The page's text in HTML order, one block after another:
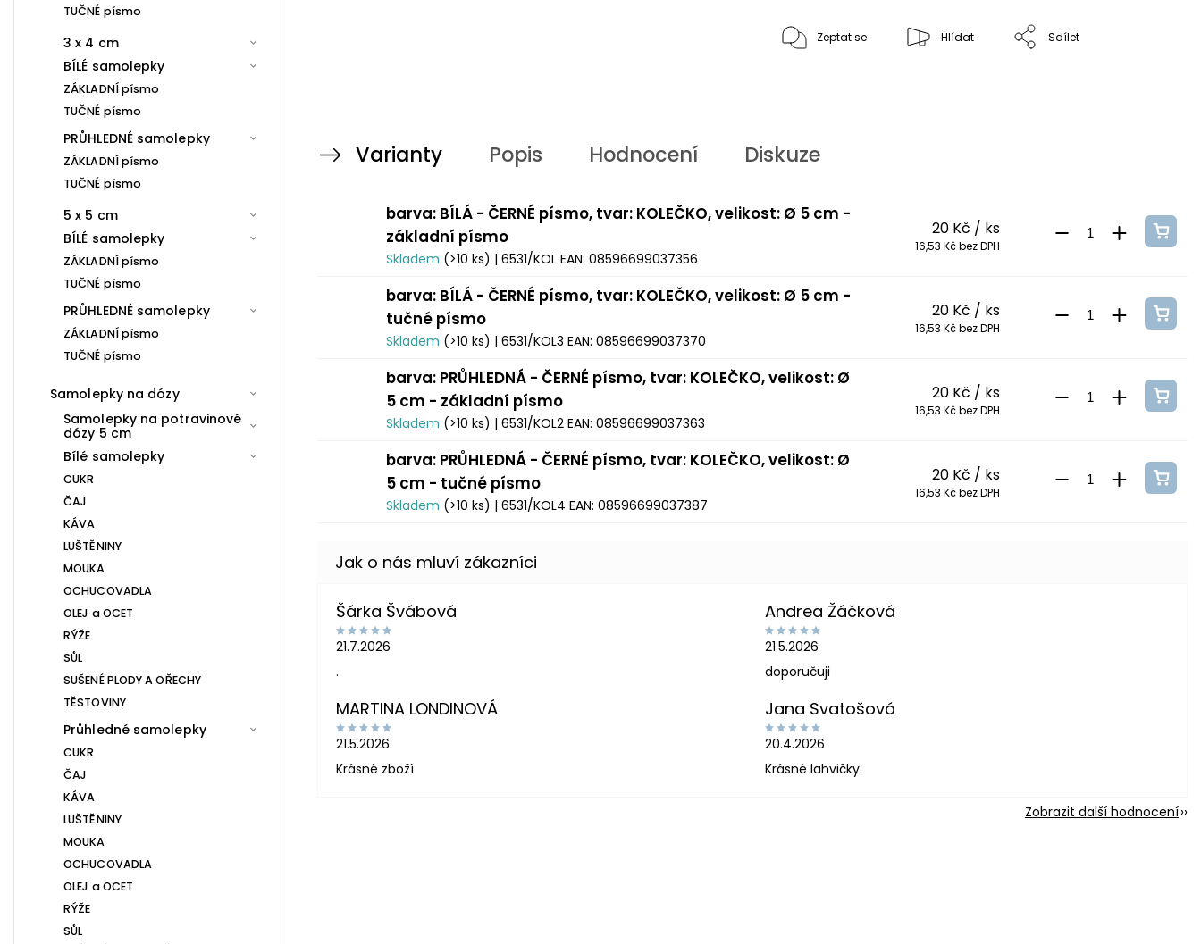
TUČNÉ písmo
3 x 4 cm
BÍLÉ samolepky
ZÁKLADNÍ písmo
TUČNÉ písmo
PRŮHLEDNÉ samolepky
ZÁKLADNÍ písmo
TUČNÉ písmo
5 x 5 cm
BÍLÉ samolepky
ZÁKLADNÍ písmo
TUČNÉ písmo
PRŮHLEDNÉ samolepky
ZÁKLADNÍ písmo
TUČNÉ písmo
Samolepky na dózy
Samolepky na potravinové
dózy 5 cm
Bílé samolepky
CUKR
ČAJ
KÁVA
LUŠTĚNINY
MOUKA
OCHUCOVADLA
OLEJ a OCET
RÝŽE
SŮL
SUŠENÉ PLODY A OŘECHY
TĚSTOVINY
Průhledné samolepky
CUKR
ČAJ
KÁVA
LUŠTĚNINY
MOUKA
OCHUCOVADLA
OLEJ a OCET
RÝŽE
SŮL
Zeptat se Hlídat Sdílet
Varianty Popis Hodnocení Diskuze
barva: BÍLÁ - ČERNÉ písmo, tvar: KOLEČKO, velikost: Ø 5 cm -
základní písmo
Skladem (>10 ks) | 6531/KOL EAN: 08596699037356
20 Kč / ks
16,53 Kč bez DPH
barva: BÍLÁ - ČERNÉ písmo, tvar: KOLEČKO, velikost: Ø 5 cm -
tučné písmo
Skladem (>10 ks) | 6531/KOL3 EAN: 08596699037370
20 Kč / ks
16,53 Kč bez DPH
barva: PRŮHLEDNÁ - ČERNÉ písmo, tvar: KOLEČKO, velikost: Ø
5 cm - základní písmo
Skladem (>10 ks) | 6531/KOL2 EAN: 08596699037363
20 Kč / ks
16,53 Kč bez DPH
barva: PRŮHLEDNÁ - ČERNÉ písmo, tvar: KOLEČKO, velikost: Ø
5 cm - tučné písmo
Skladem (>10 ks) | 6531/KOL4 EAN: 08596699037387
20 Kč / ks
16,53 Kč bez DPH
Šárka Švábová
21.7.2026
.
Andrea Žáčková
21.5.2026
doporučuji
MARTINA LONDINOVÁ
21.5.2026
Krásné zboží
Jana Svatošová
20.4.2026
Krásné lahvičky.
Zobrazit další hodnocení